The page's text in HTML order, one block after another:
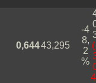
0,64443,295
-4
8,
2
%